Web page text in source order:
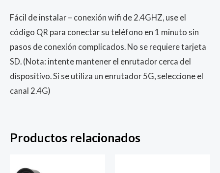
Fácil de instalar – conexión wifi de 2.4GHZ, use el
código QR para conectar su teléfono en 1 minuto sin
pasos de conexión complicados. No se requiere tarjeta
SD. (Nota: intente mantener el enrutador cerca del
dispositivo. Si se utiliza un enrutador 5G, seleccione el
canal 2.4G)
Productos relacionados